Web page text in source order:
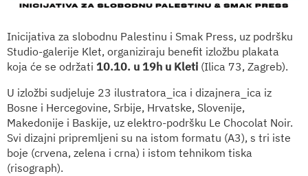
Inicijativa za slobodnu Palestinu i Smak Press, uz podršku
Studio-galerije Klet, organiziraju benefit izložbu plakata
koja će se održati 10.10. u 19h u Kleti (Ilica 73, Zagreb).
U izložbi sudjeluje 23 ilustratora_ica i dizajnera_ica iz
Bosne i Hercegovine, Srbije, Hrvatske, Slovenije,
Makedonije i Baskije, uz elektro-podršku Le Chocolat Noir.
Svi dizajni pripremljeni su na istom formatu (A3), s tri iste
boje (crvena, zelena i crna) i istom tehnikom tiska
(risograph).